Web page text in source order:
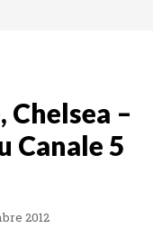
Chelsea –
Canale 5
2012